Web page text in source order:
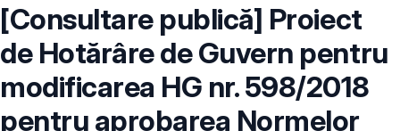
[Consultare publică] Proiect
de Hotărâre de Guvern pentru
modificarea HG nr. 598/2018
pentru aprobarea Normelor